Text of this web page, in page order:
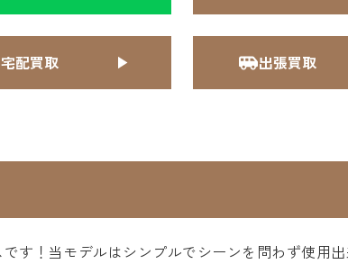
宅配買取 出張買取
す！当モデルはシンプルでシーンを問わず使用